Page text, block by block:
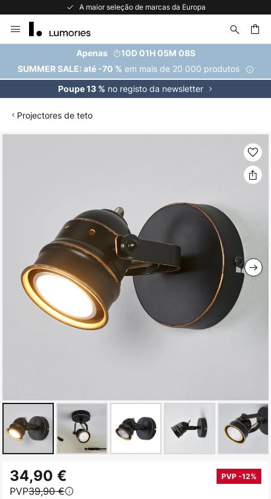
A maior seleção de marcas da Europa
para
Conteúdo
Apenas
10D 01H 05M 07S
SUMMER SALE: até -70 % em mais de 20 000 produtos
Poupe 13 % no registo da newsletter
Projectores de teto
para
34,90 € PVP -12%
PVP39,90 €